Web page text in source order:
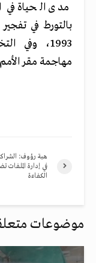
بالتورط في
1993، وفي
مهاجمة مقر الأمم
هبة رؤوف:
في إدارة الملفات
الكفاءة
موضوعات